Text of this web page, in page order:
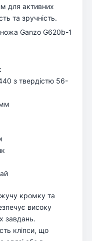
для активних
та зручність.
ножа Ganzo G620b-1
з твердістю 56-
кромку та
високу
завдань.
кліпси, що